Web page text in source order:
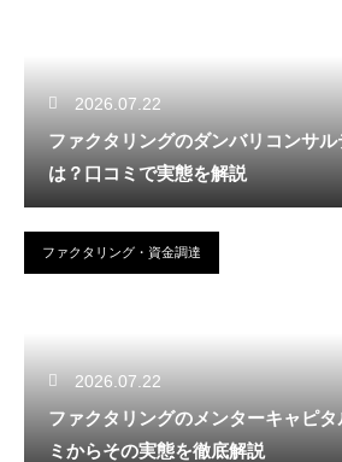
2026.07.22
ファクタリングのダンバリコンサル
は？口コミで実態を解説
ファクタリング・資金調達
2026.07.22
ファクタリングのメンターキャピ
ミからその実態を徹底解説